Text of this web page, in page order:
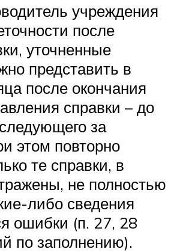
учреждения
после
уточненные
представить в
после окончания
справки – до
за
этом повторно
те справки, в
не полностью
либо сведения
ошибки (п. 27, 28
по заполнению).